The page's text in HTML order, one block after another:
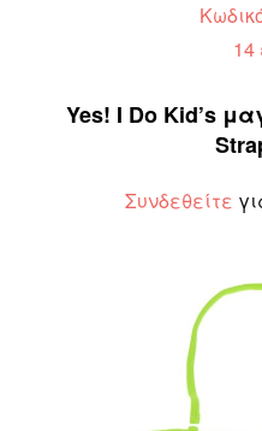
14
Yes! I Do Kid’s
Συνδεθείτε